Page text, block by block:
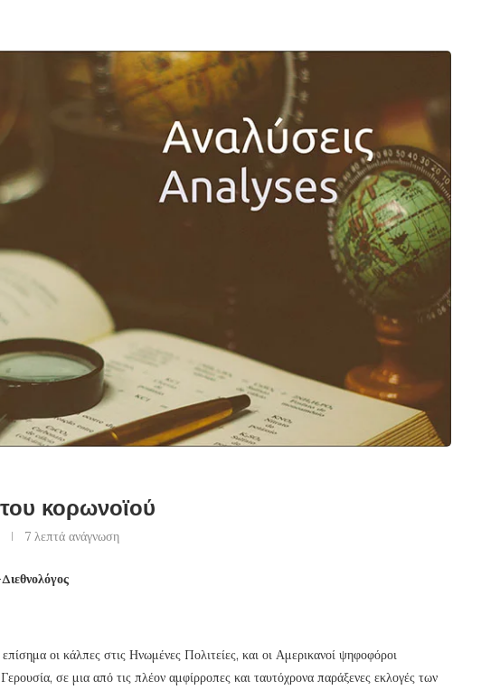
του κορωνοϊού
7 λεπτά ανάγνωση
οι κάλπες στις Ηνωμένες Πολιτείες, και οι Αμερικανοί ψηφοφόροι
σε μια από τις πλέον αμφίρροπες και ταυτόχρονα παράξενες εκλογές των